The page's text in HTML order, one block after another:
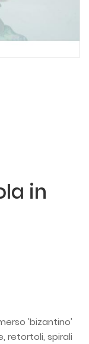
in
'bizantino'
retortoli, spirali